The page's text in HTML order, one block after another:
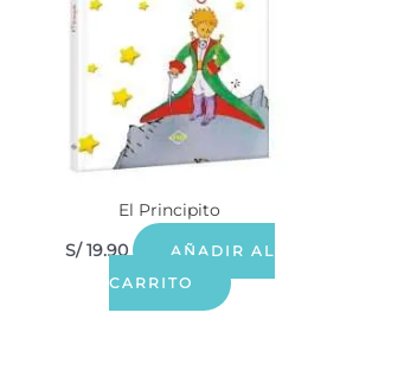
El Principito
S/19.90
AÑADIR AL
CARRITO